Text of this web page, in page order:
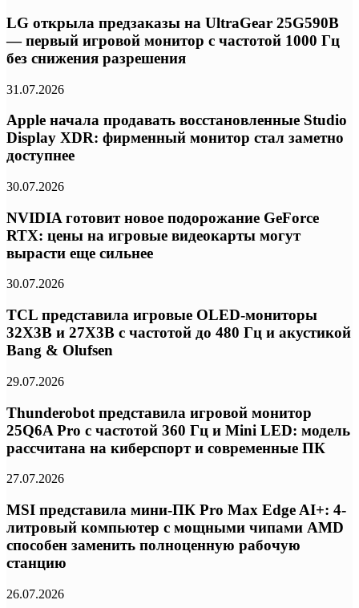
LG открыла предзаказы на UltraGear 25G590B
— первый игровой монитор с частотой 1000 Гц
без снижения разрешения
31.07.2026
Apple начала продавать восстановленные Studio
Display XDR: фирменный монитор стал заметно
доступнее
30.07.2026
NVIDIA готовит новое подорожание GeForce
RTX: цены на игровые видеокарты могут
вырасти еще сильнее
30.07.2026
TCL представила игровые OLED-мониторы
32X3B и 27X3B с частотой до 480 Гц и акустикой
Bang & Olufsen
29.07.2026
Thunderobot представила игровой монитор
25Q6A Pro с частотой 360 Гц и Mini LED: модель
рассчитана на киберспорт и современные ПК
27.07.2026
MSI представила мини-ПК Pro Max Edge AI+: 4-
литровый компьютер с мощными чипами AMD
способен заменить полноценную рабочую
станцию
26.07.2026